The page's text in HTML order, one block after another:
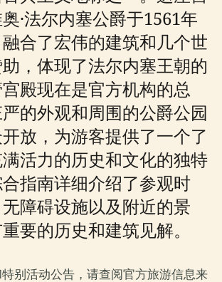
·法尔内塞公爵于1561年
合了宏伟的建筑和几个世
，体现了法尔内塞王朝的
殿现在是官方机构的总
的外观和周围的公爵公园
放，为游客提供了一个了
活力的历史和文化的独特
指南详细介绍了参观时
障碍设施以及附近的景
要的历史和建筑见解。
别活动公告，请查阅官方旅游信息来